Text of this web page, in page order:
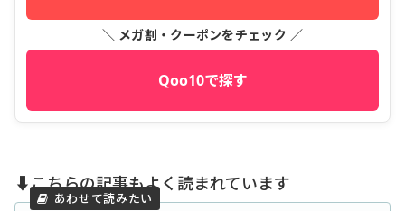
＼ メガ割・クーポンをチェック ／
Qoo10で探す
⬇️こちらの記事もよく読まれています